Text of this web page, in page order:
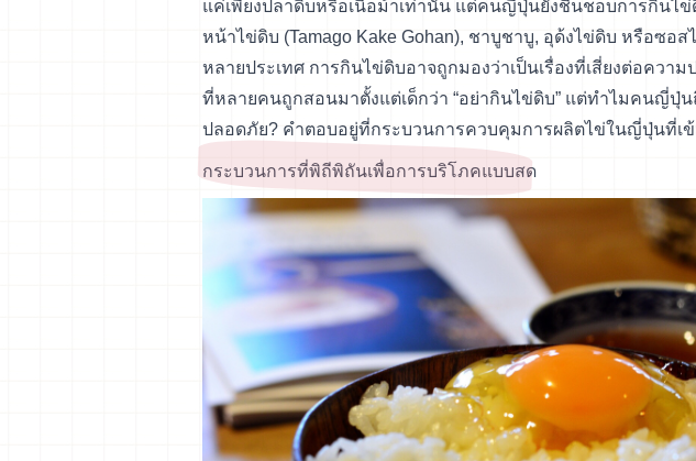
แค่เพียงปลาดิบหรือเนื้อม้าเท่านั้น แต่คนญี่ปุ่นยังชื่นชอบการกินไข่
หน้าไข่ดิบ (Tamago Kake Gohan), ชาบูชาบู, อุด้งไข่ดิบ หรือซ
หลายประเทศ การกินไข่ดิบอาจถูกมองว่าเป็นเรื่องที่เสี่ยงต่อควา
ที่หลายคนถูกสอนมาตั้งแต่เด็กว่า “อย่ากินไข่ดิบ” แต่ทำไมคนญี่ปุ่
ปลอดภัย? คำตอบอยู่ที่กระบวนการควบคุมการผลิตไข่ในญี่ปุ่นที่เ
กระบวนการที่พิถีพิถันเพื่อการบริโภคแบบสด